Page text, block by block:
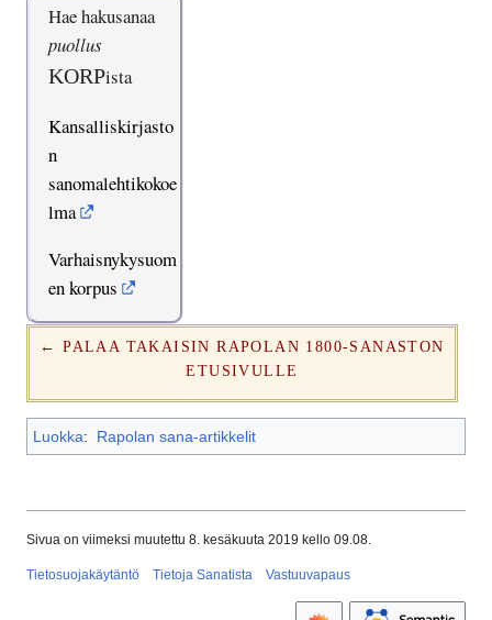
Hae hakusanaa
puollus
KORPista
Kansalliskirjasto
n
sanomalehtikokoe
lma
Varhaisnykysuom
en korpus
← PALAA TAKAISIN RAPOLAN 1800-SANASTON
ETUSIVULLE
Luokka: Rapolan sana-artikkelit
Sivua on viimeksi muutettu 8. kesäkuuta 2019 kello 09.08.
Tietosuojakäytäntö Tietoja Sanatista Vastuuvapaus